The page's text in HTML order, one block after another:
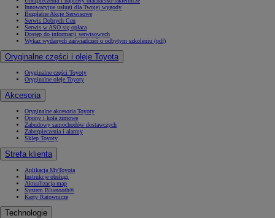
Innowacyjne usługi dla Twojej wygody
Bezpłatne Akcje Serwisowe
Serwis Dobrych Cen
Serwis w ASO się opłaca
Dostęp do informacji serwisowych
Wykaz wydanych zaświadczeń o odbytym szkoleniu (pdf)
Oryginalne części i oleje Toyota
Oryginalne części Toyoty
Oryginalne oleje Toyoty
Akcesoria
Oryginalne akcesoria Toyoty
Opony i koła zimowe
Zabudowy samochodów dostawczych
Zabezpieczenia i alarmy
Sklep Toyoty
Strefa klienta
Aplikacja MyToyota
Instrukcje obsługi
Aktualizacja map
System Bluetooth®
Karty Ratownicze
Technologie